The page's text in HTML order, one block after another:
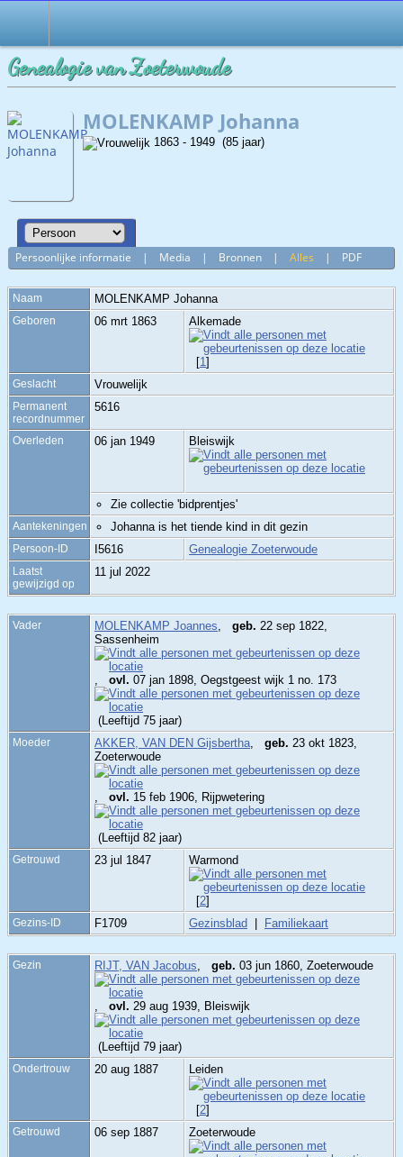
Genealogie van Zoeterwoude
MOLENKAMP Johanna
1863 - 1949 (85 jaar)
Persoonlijke informatie | Media | Bronnen |Alles | PDF
Naam MOLENKAMP Johanna
Geboren 06 mrt 1863 Alkemade
[1 ]
Geslacht Vrouwelijk
Permanent
recordnummer
5616
Overleden 06 jan 1949 Bleiswijk
Zie collectie 'bidprentjes'
Aantekeningen Johanna is het tiende kind in dit gezin
Persoon-ID I5616 Genealogie Zoeterwoude
Laatst
gewijzigd op
11 jul 2022
Vader MOLENKAMP Joannes geb. 22 sep 1822,
Sassenheim
ovl. 07 jan 1898, Oegstgeest wijk 1 no. 173
(Leeftijd 75 jaar)
Moeder AKKER, VAN DEN Gijsbertha geb. 23 okt 1823,
Zoeterwoude
ovl. 15 feb 1906, Rijpwetering
(Leeftijd 82 jaar)
Getrouwd 23 jul 1847 Warmond
[2]
Gezins-ID F1709 Gezinsblad Familiekaart
Gezin RIJT, VAN Jacobus geb. 03 jun 1860, Zoeterwoude
ovl. 29 aug 1939, Bleiswijk
(Leeftijd 79 jaar)
Ondertrouw 20 aug 1887 Leiden
[2]
Getrouwd 06 sep 1887 Zoeterwoude